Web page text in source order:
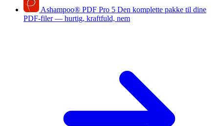
Ashampoo® PDF Pro 5 Den komplette pakke til dine
PDF-filer — hurtig, kraftfuld, nem